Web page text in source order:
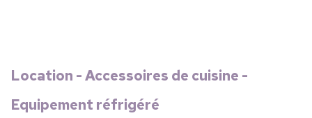
Location - Accessoires de cuisine -
Equipement réfrigéré